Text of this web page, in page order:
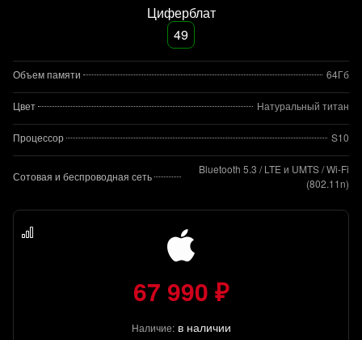
Циферблат
49
Объем памяти 64Гб
Цвет Натуральный титан
Процессор S10
Сотовая и беспроводная сеть
Bluetooth 5.3 / LTE и UMTS / Wi-Fi
(802.11n)
67 990 ₽
Наличие: в наличии